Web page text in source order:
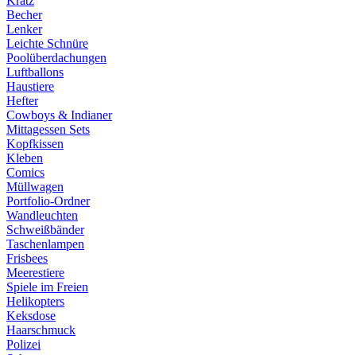
Becher
Lenker
Leichte Schnüre
Poolüberdachungen
Luftballons
Haustiere
Hefter
Cowboys & Indianer
Mittagessen Sets
Kopfkissen
Kleben
Comics
Müllwagen
Portfolio-Ordner
Wandleuchten
Schweißbänder
Taschenlampen
Frisbees
Meerestiere
Spiele im Freien
Helikopters
Keksdose
Haarschmuck
Polizei